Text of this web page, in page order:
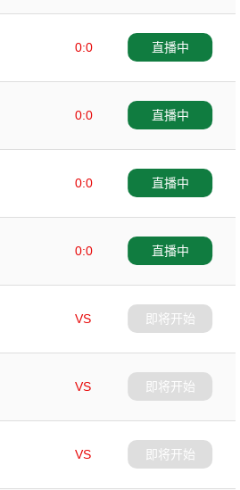
0:0
直播中
0:0
直播中
0:0
直播中
0:0
直播中
VS
即将开始
VS
即将开始
VS
即将开始